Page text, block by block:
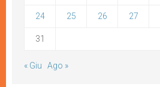
24 25 26 27
31
« Giu Ago »